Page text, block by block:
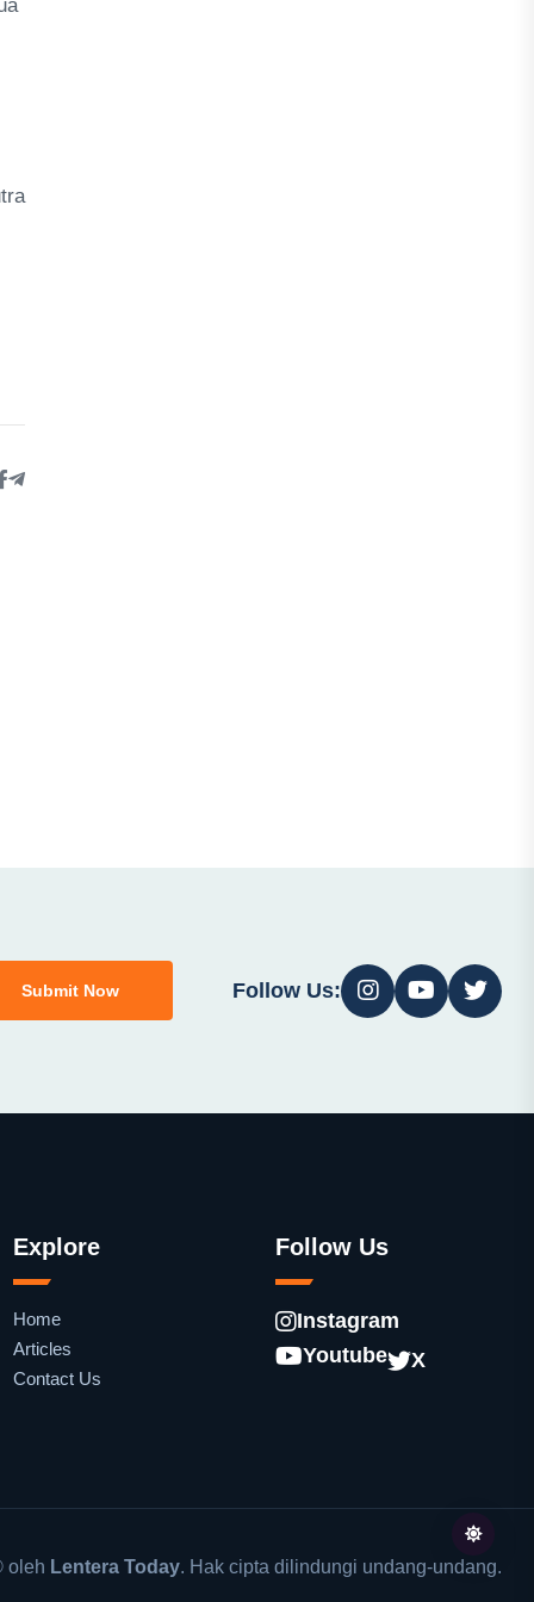
Submit Now Follow Us:
Explore
Home
Articles
Contact Us
Follow Us
Instagram
Youtube
X
oleh Lentera Today. Hak cipta dilindungi undang-undang.